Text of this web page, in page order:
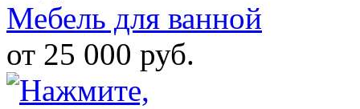
Мебель для ванной
от 25 000 руб.